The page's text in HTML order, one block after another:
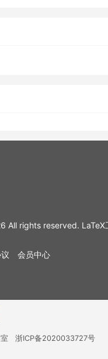
All rights reserved. LaTeX
会员中心
室 浙ICP备2020033727号